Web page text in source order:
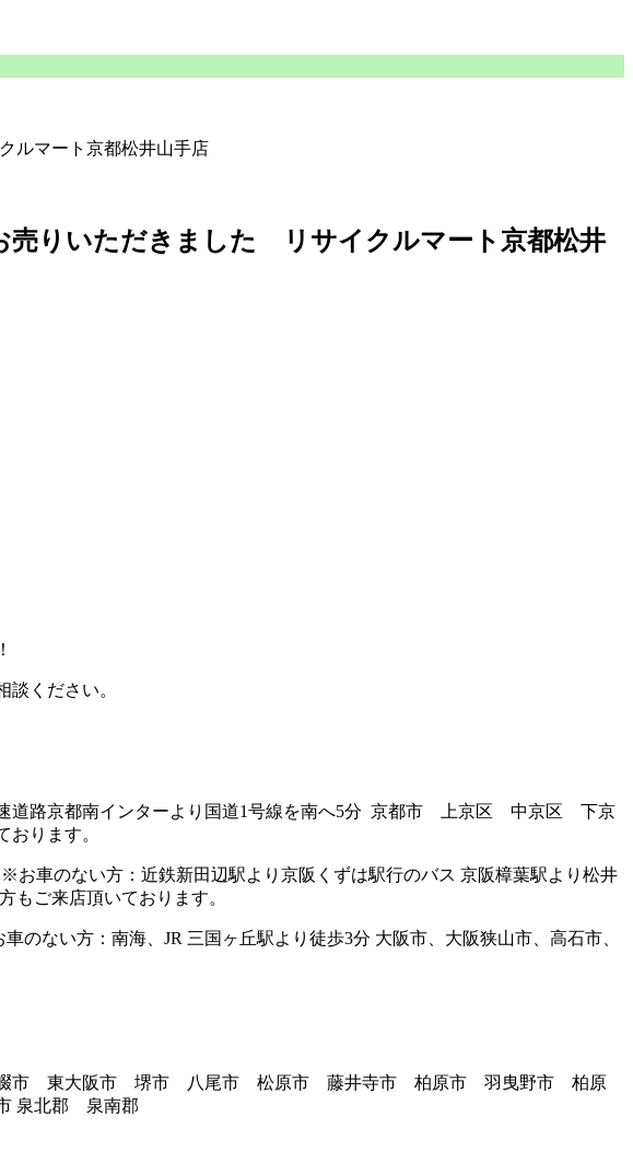
ルマート京都松井山手店
売りいただきました リサイクルマート京都松井
ください。
道路京都南インターより国道1号線を南へ5分 京都市 上京区 中京区 下京
ります。
車のない方：近鉄新田辺駅より京阪くずは駅行のバス 京阪樟葉駅より松井
もご来店頂いております。
ない方：南海、JR 三国ヶ丘駅より徒歩3分 大阪市、大阪狭山市、高石市、
東大阪市 堺市 八尾市 松原市 藤井寺市 柏原市 羽曳野市 柏原
泉北郡 泉南郡